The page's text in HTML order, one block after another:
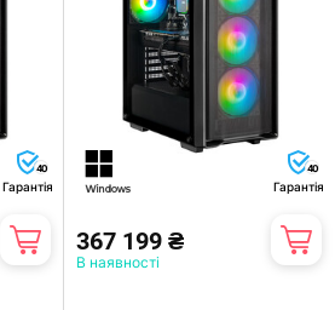
40
Гарантія
40
Гарантія
367 199 ₴
В наявності